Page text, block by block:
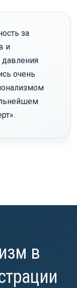
за
и
давления
очень
в